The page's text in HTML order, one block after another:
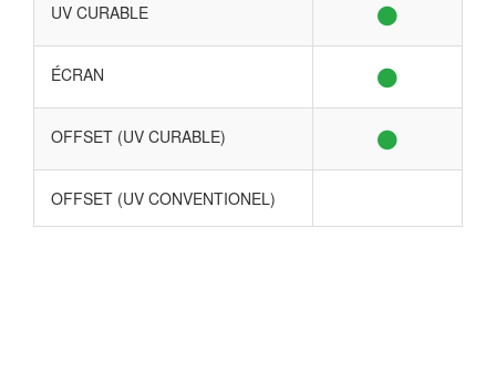
UV CURABLE
ÉCRAN
OFFSET (UV CURABLE)
OFFSET (UV CONVENTIONEL)